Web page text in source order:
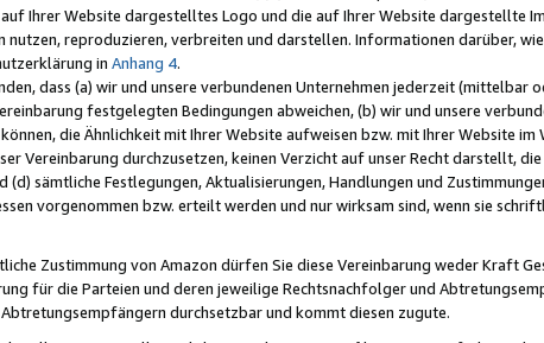
Ihrer Website dargestelltes Logo und die auf Ihrer Website dargestellte
nutzen, reproduzieren, verbreiten und darstellen. Informationen darüber,
in Anhang 4.
dass (a) wir und unsere verbundenen Unternehmen jederzeit
festgelegten Bedingungen abweichen, (b) wir und unsere
die Ähnlichkeit mit Ihrer Website aufweisen bzw. mit Ihrer Website im
Vereinbarung durchzusetzen, keinen Verzicht auf unser Recht darstellt,
sämtliche Festlegungen, Aktualisierungen, Handlungen und
vorgenommen bzw. erteilt werden und nur wirksam sind, wenn sie
Zustimmung von Amazon dürfen Sie diese Vereinbarung weder Kraft
für die Parteien und deren jeweilige Rechtsnachfolger und
durchsetzbar und kommt diesen zugute.